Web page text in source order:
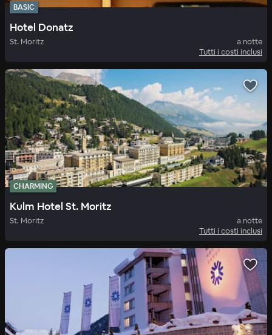
BASIC
Hotel Donatz
St. Moritz
a notte
Tutti i costi inclusi
CHARMING
Kulm Hotel St. Moritz
St. Moritz
a notte
Tutti i costi inclusi